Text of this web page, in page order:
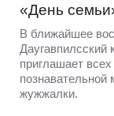
«День
В ближайшее
Даугавпилсский
приглашает
познавательной
жужжалки.